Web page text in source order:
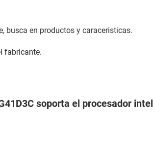
busca en productos y caraceristicas.
fabricante.
soporta el procesador intel